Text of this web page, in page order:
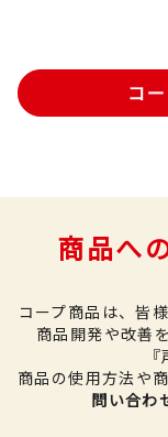
コ
商品へ
コープ商品は、皆
商品開発や改善
商品の使用方法や
問い合わ